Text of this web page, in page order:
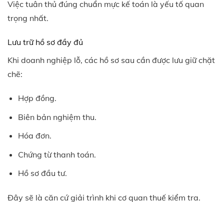
Việc tuân thủ đúng chuẩn mực kế toán là yếu tố quan
trọng nhất.
Lưu trữ hồ sơ đầy đủ
Khi doanh nghiệp lỗ, các hồ sơ sau cần được lưu giữ chặt
chẽ:
Hợp đồng.
Biên bản nghiệm thu.
Hóa đơn.
Chứng từ thanh toán.
Hồ sơ đầu tư.
Đây sẽ là căn cứ giải trình khi cơ quan thuế kiểm tra.